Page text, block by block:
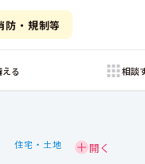
防・規制等
る 相談
住宅・土地